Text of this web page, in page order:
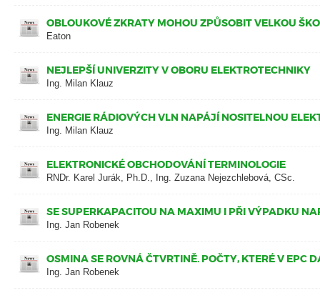
OBLOUKOVÉ ZKRATY MOHOU ZPŮSOBIT VELKOU
Eaton
NEJLEPŠÍ UNIVERZITY V OBORU ELEKTROTECHNIKY
Ing. Milan Klauz
ENERGIE RÁDIOVÝCH VLN NAPÁJÍ NOSITELNOU
Ing. Milan Klauz
ELEKTRONICKÉ OBCHODOVÁNÍ TERMINOLOGIE
RNDr. Karel Jurák, Ph.D., Ing. Zuzana Nejezchlebová, CSc.
SE SUPERKAPACITOU NA MAXIMU I PŘI VÝPADKU
Ing. Jan Robenek
OSMINA SE ROVNÁ ČTVRTINĚ. POČTY, KTERÉ V EPC
Ing. Jan Robenek